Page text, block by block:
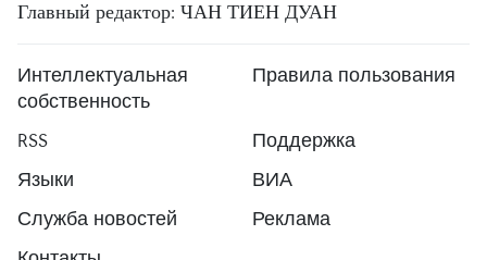
Главный редактор: ЧАН ТИЕН ДУАН
Интеллектуальная
собственность
Правила пользования
RSS
Поддержка
Языки
ВИА
Служба новостей
Реклама